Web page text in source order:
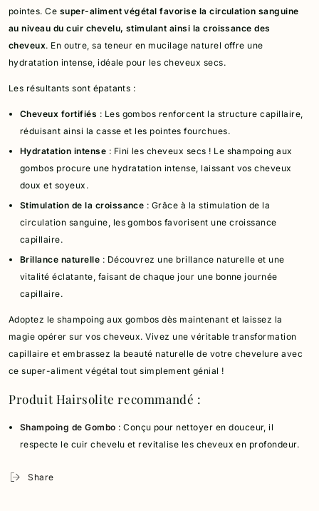
pointes. Ce super-aliment végétal favorise la circulation sanguine
au niveau du cuir chevelu, stimulant ainsi la croissance des
cheveux. En outre, sa teneur en mucilage naturel offre une
hydratation intense, idéale pour les cheveux secs.
Les résultants sont épatants :
Cheveux fortifiés : Les gombos renforcent la structure capillaire,
réduisant ainsi la casse et les pointes fourchues.
Hydratation intense : Fini les cheveux secs ! Le shampoing aux
gombos procure une hydratation intense, laissant vos cheveux
doux et soyeux.
Stimulation de la croissance : Grâce à la stimulation de la
circulation sanguine, les gombos favorisent une croissance
capillaire.
Brillance naturelle : Découvrez une brillance naturelle et une
vitalité éclatante, faisant de chaque jour une bonne journée
capillaire.
Adoptez le shampoing aux gombos dès maintenant et laissez la
magie opérer sur vos cheveux. Vivez une véritable transformation
capillaire et embrassez la beauté naturelle de votre chevelure avec
ce super-aliment végétal tout simplement génial !
Produit Hairsolite recommandé :
Shampoing de Gombo : Conçu pour nettoyer en douceur, il
respecte le cuir chevelu et revitalise les cheveux en profondeur.
Share